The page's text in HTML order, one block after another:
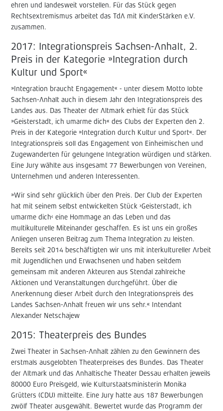
ehren und landesweit vorstellen. Für das Stück gegen
Rechtsextremismus arbeitet das TdA mit KinderStärken e.V.
zusammen.
2017: Integrationspreis Sachsen-Anhalt, 2.
Preis in der Kategorie »Integration durch
Kultur und Sport«
»Integration braucht Engagement« - unter diesem Motto lobte
Sachsen-Anhalt auch in diesem Jahr den Integrationspreis des
Landes aus. Das Theater der Altmark erhielt für das Stück
»Geisterstadt, ich umarme dich« des Clubs der Experten den 2.
Preis in der Kategorie »Integration durch Kultur und Sport«. Der
Integrationspreis soll das Engagement von Einheimischen und
Zugewanderten für gelungene Integration würdigen und stärken.
Eine Jury wählte aus insgesamt 77 Bewerbungen von Vereinen,
Unternehmen und anderen Interessenten.
»Wir sind sehr glücklich über den Preis. Der Club der Experten
hat mit seinem selbst entwickelten Stück ›Geisterstadt, ich
umarme dich‹ eine Hommage an das Leben und das
multikulturelle Miteinander geschaffen. Es ist uns ein großes
Anliegen unseren Beitrag zum Thema Integration zu leisten.
Bereits seit 2014 beschäftigten wir uns mit interkultureller Arbeit
mit Jugendlichen und Erwachsenen und haben seitdem
gemeinsam mit anderen Akteuren aus Stendal zahlreiche
Aktionen und Veranstaltungen durchgeführt. Über die
Anerkennung dieser Arbeit durch den Integrationspreis des
Landes Sachsen-Anhalt freuen wir uns sehr.« Intendant
Alexander Netschajew
2015: Theaterpreis des Bundes
Zwei Theater in Sachsen-Anhalt zählen zu den Gewinnern des
erstmals ausgelobten Theaterpreises des Bundes. Das Theater
der Altmark und das Anhaltische Theater Dessau erhalten jeweils
80000 Euro Preisgeld, wie Kulturstaatsministerin Monika
Grütters (CDU) mitteilte. Eine Jury hatte aus 187 Bewerbungen
zwölf Theater ausgewählt. Bewertet wurde das Programm der